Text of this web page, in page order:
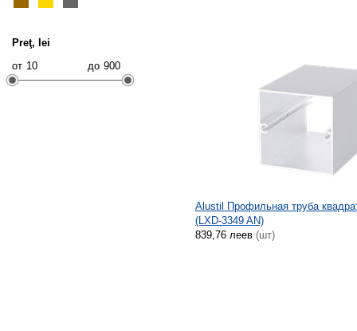
Preţ, lei
от
до
Alustil Профильная труба
(LXD-3349 AN)
839,76 леев (шт)